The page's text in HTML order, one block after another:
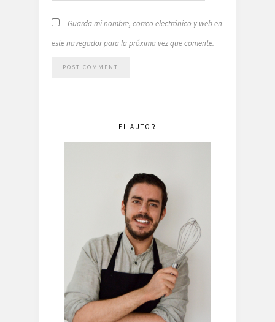
Guarda mi nombre, correo electrónico y web en
este navegador para la próxima vez que comente.
EL AUTOR